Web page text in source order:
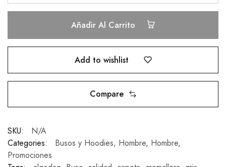
Añadir Al Carrito
Add to wishlist
Compare
SKU:
N/A
Categories:
Busos y Hoodies, Hombre, Hombre,
Promociones